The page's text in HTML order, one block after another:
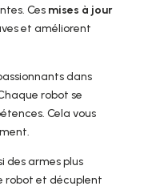
Ces mises à jour
et améliorent
dans
robot se
Cela vous
des armes plus
robot et décuplent